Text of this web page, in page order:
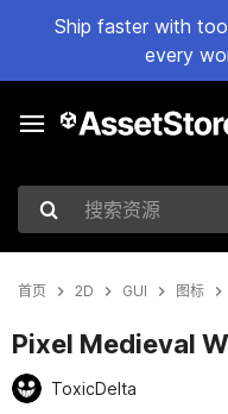
Ship faster with
every
搜索资源
首页 2D GUI 图标
Pixel Medieval
ToxicDelta